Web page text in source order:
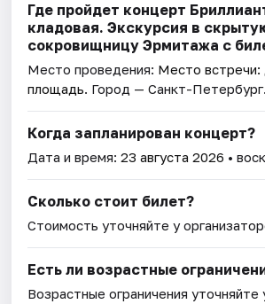
Где пройдет концерт
кладовая. Экскурсия в
сокровищницу Эрмитажа с
Место проведения: Место встречи:
площадь. Город — Санкт-Петербург.
Когда запланирован концерт?
Дата и время:23 августа 2026 •
Сколько стоит билет?
Стоимость уточняйте у
Есть ли возрастные
Возрастные ограничения уточняйте